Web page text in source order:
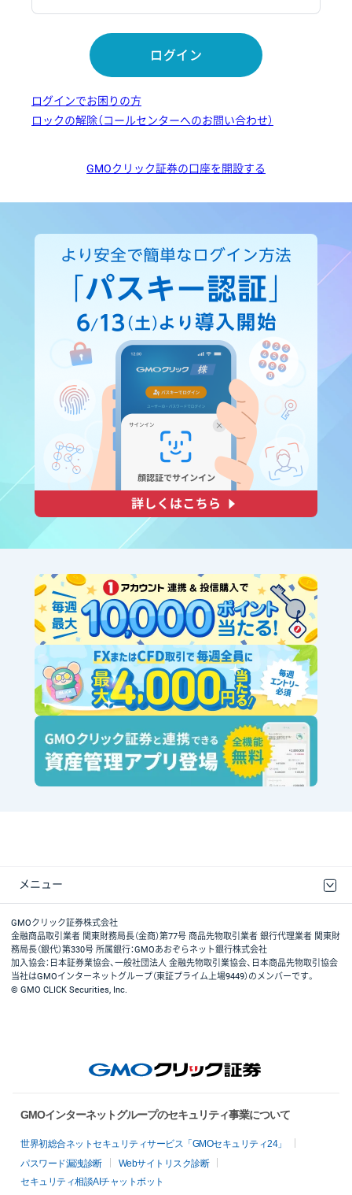
ログイン
ログインでお困りの方
ロックの解除（コールセンターへのお問い合わせ）
GMOクリック証券の口座を開設する
メニュー
取引規程・約款
最良執行方針
ディスクレイマー
リスク説明
GMOクリック証券ホームページ
GMOクリック証券株式会社
金融商品取引業者 関東財務局長（金商）第77号 商品先物取引業者 銀行代理業者 関東財
務局長（銀代）第330号 所属銀行：GMOあおぞらネット銀行株式会社
加入協会：日本証券業協会、一般社団法人 金融先物取引業協会、日本商品先物取引協会
当社はGMOインターネットグループ（東証プライム上場9449）のメンバーです。
© GMO CLICK Securities, Inc.
GMOインターネットグループのセキュリティ事業について
世界初総合ネットセキュリティサービス「GMOセキュリティ24」
パスワード漏洩診断
Webサイトリスク診断
セキュリティ相談AIチャットボット